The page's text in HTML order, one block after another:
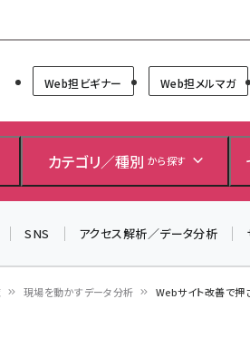
者Forum
Web担ビギナー Web担メルマガ
カテゴリ／種別 から探す
SNS アクセス解析／データ分析
現場を動かすデータ分析 Webサイト改善で押
＼ 8月27日開催、申し込み受付
2026」開催！
▼申し込みはこちらから▼